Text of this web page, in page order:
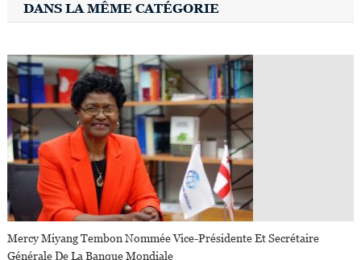
DANS LA MÊME CATÉGORIE
Mercy Miyang Tembon Nommée Vice-Présidente Et Secrétaire
Générale De La Banque Mondiale